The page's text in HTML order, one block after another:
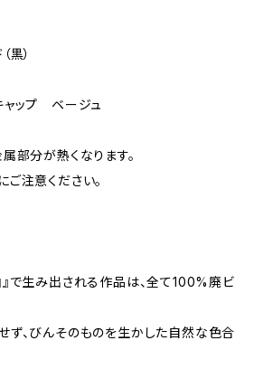
）
ャップ ベージュ
部分が熱くなります。
注意ください。
で生み出される作品は、全て100%廃ビ
ず、びんそのものを生かした自然な色合